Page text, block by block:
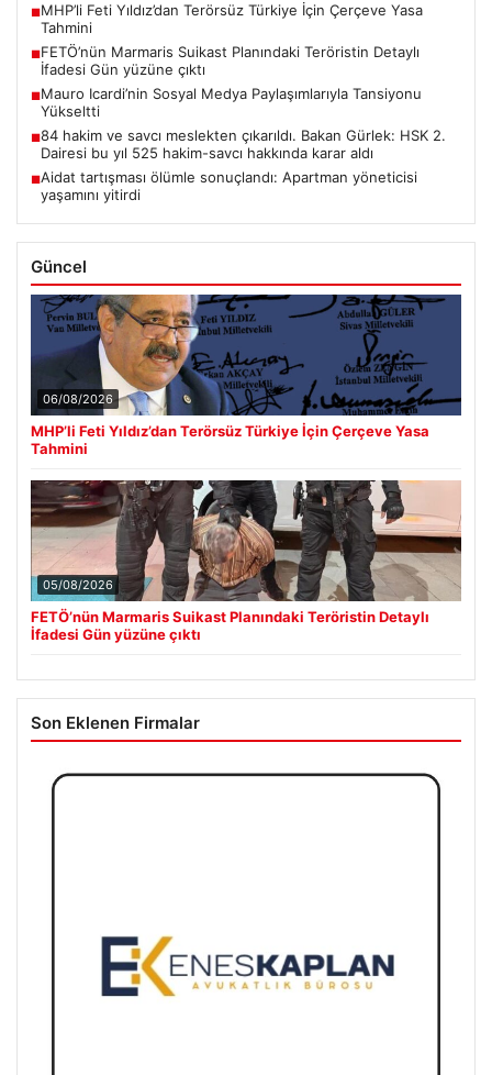
■MHP’li Feti Yıldız’dan Terörsüz Türkiye İçin Çerçeve Yasa
Tahmini
■FETÖ’nün Marmaris Suikast Planındaki Teröristin Detaylı
İfadesi Gün yüzüne çıktı
■Mauro Icardi’nin Sosyal Medya Paylaşımlarıyla Tansiyonu
Yükseltti
■84 hakim ve savcı meslekten çıkarıldı. Bakan Gürlek: HSK 2.
Dairesi bu yıl 525 hakim-savcı hakkında karar aldı
■Aidat tartışması ölümle sonuçlandı: Apartman yöneticisi
yaşamını yitirdi
Güncel
06/08/2026
MHP’li Feti Yıldız’dan Terörsüz Türkiye İçin Çerçeve Yasa
Tahmini
05/08/2026
FETÖ’nün Marmaris Suikast Planındaki Teröristin Detaylı
İfadesi Gün yüzüne çıktı
Son Eklenen Firmalar